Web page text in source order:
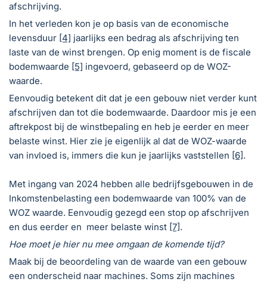
afschrijving.
In het verleden kon je op basis van de economische
levensduur [4] jaarlijks een bedrag als afschrijving ten
laste van de winst brengen. Op enig moment is de fiscale
bodemwaarde [5] ingevoerd, gebaseerd op de WOZ-
waarde.
Eenvoudig betekent dit dat je een gebouw niet verder kunt
afschrijven dan tot die bodemwaarde. Daardoor mis je een
aftrekpost bij de winstbepaling en heb je eerder en meer
belaste winst. Hier zie je eigenlijk al dat de WOZ-waarde
van invloed is, immers die kun je jaarlijks vaststellen [6].
Met ingang van 2024 hebben alle bedrijfsgebouwen in de
Inkomstenbelasting een bodemwaarde van 100% van de
WOZ waarde. Eenvoudig gezegd een stop op afschrijven
en dus eerder en meer belaste winst [7].
Hoe moet je hier nu mee omgaan de komende tijd?
Maak bij de beoordeling van de waarde van een gebouw
een onderscheid naar machines. Soms zijn machines